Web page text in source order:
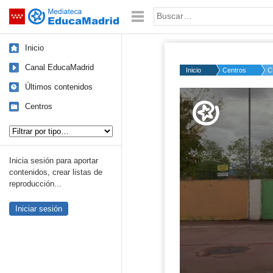
Saltar navegación Palabra o frase:
Inicio
Canal EducaMadrid
Últimos contenidos
Centros
Inicia sesión para aportar
contenidos, crear listas de
reproducción...
Iniciar sesión
Inicio Centros
Volume
50%